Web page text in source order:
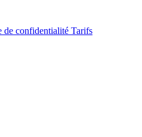
de confidentialité Tarifs